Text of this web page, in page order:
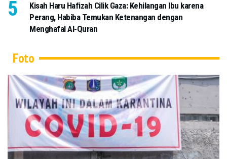
Kisah Haru Hafizah Cilik Gaza: Kehilangan Ibu karena
Perang, Habiba Temukan Ketenangan dengan
Menghafal Al-Quran
Foto